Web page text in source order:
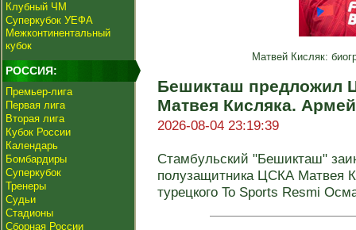
Клубный ЧМ
Суперкубок УЕФА
Межконтинентальный
кубок
РОССИЯ:
Премьер-лига
Первая лига
Вторая лига
Кубок России
Календарь
Бомбардиры
Суперкубок
Тренеры
Судьи
Стадионы
Сборная России
Матвей Кисляк:
Бешикташ предложил
Матвея Кисляка.
2026-08-04 23:19:39
Стамбульский "Бешикташ"
полузащитника ЦСКА Матвея
турецкого To Sports Resmi